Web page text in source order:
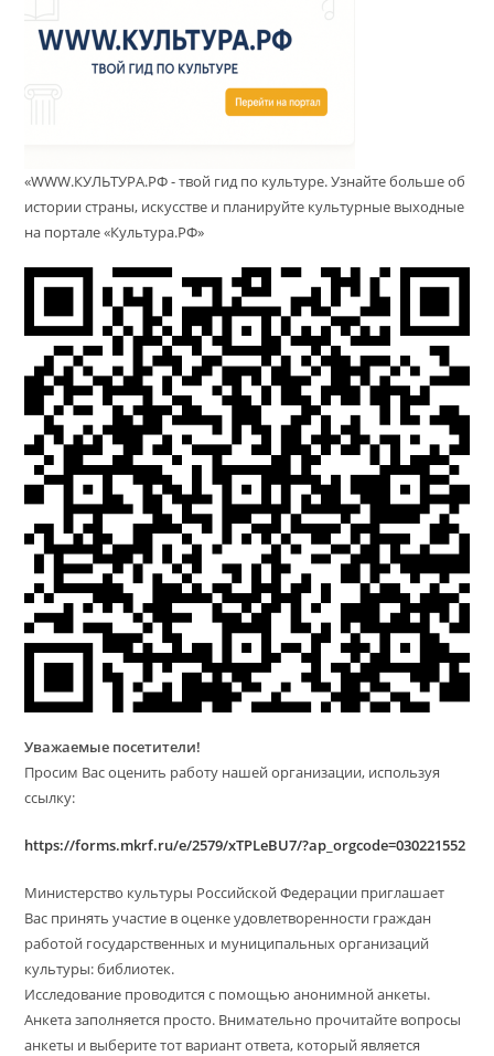
«WWW.КУЛЬТУРА.РФ - твой гид по культуре. Узнайте больше об
истории страны, искусстве и планируйте культурные выходные
на портале «Культура.РФ»
Уважаемые посетители!
Просим Вас оценить работу нашей организации, используя
ссылку:
https://forms.mkrf.ru/e/2579/xTPLeBU7/?ap_orgcode=030221552
Министерство культуры Российской Федерации приглашает
Вас принять участие в оценке удовлетворенности граждан
работой государственных и муниципальных организаций
культуры: библиотек.
Исследование проводится с помощью анонимной анкеты.
Анкета заполняется просто. Внимательно прочитайте вопросы
анкеты и выберите тот вариант ответа, который является